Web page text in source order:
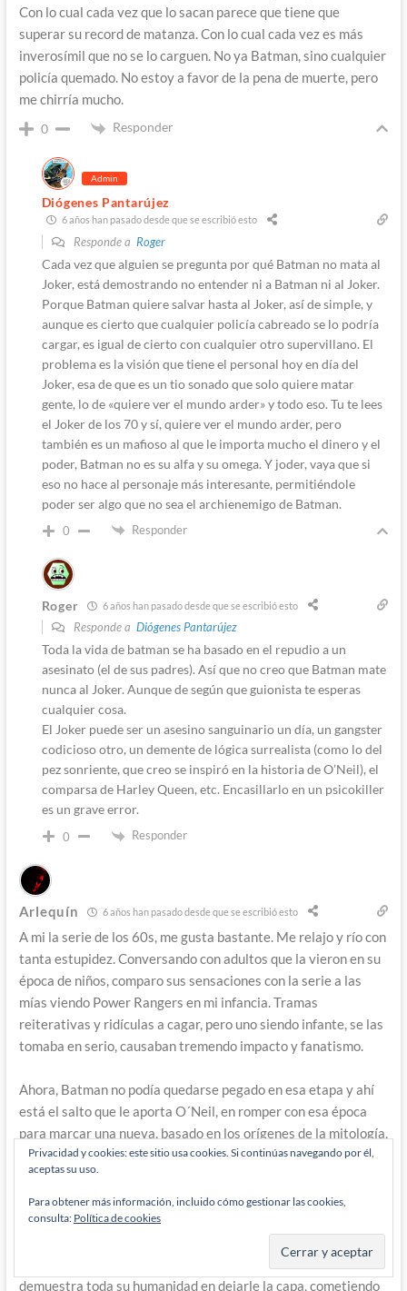
Con lo cual cada vez que lo sacan parece que tiene que
superar su record de matanza. Con lo cual cada vez es más
inverosímil que no se lo carguen. No ya Batman, sino cualquier
policía quemado. No estoy a favor de la pena de muerte, pero
me chirría mucho.
0 Responder
Admin
Diógenes Pantarújez
6 años han pasado desde que se escribió esto
Responde a Roger
Cada vez que alguien se pregunta por qué Batman no mata al
Joker, está demostrando no entender ni a Batman ni al Joker.
Porque Batman quiere salvar hasta al Joker, así de simple, y
aunque es cierto que cualquier policía cabreado se lo podría
cargar, es igual de cierto con cualquier otro supervillano. El
problema es la visión que tiene el personal hoy en día del
Joker, esa de que es un tio sonado que solo quiere matar
gente, lo de «quiere ver el mundo arder» y todo eso. Tu te lees
el Joker de los 70 y sí, quiere ver el mundo arder, pero
también es un mafioso al que le importa mucho el dinero y el
poder, Batman no es su alfa y su omega. Y joder, vaya que si
eso no hace al personaje más interesante, permitiéndole
poder ser algo que no sea el archienemigo de Batman.
0 Responder
Roger 6 años han pasado desde que se escribió esto
Responde a Diógenes Pantarújez
Toda la vida de batman se ha basado en el repudio a un
asesinato (el de sus padres). Así que no creo que Batman mate
nunca al Joker. Aunque de según que guionista te esperas
cualquier cosa.
El Joker puede ser un asesino sanguinario un día, un gangster
codicioso otro, un demente de lógica surrealista (como lo del
pez sonriente, que creo se inspiró en la historia de O’Neil), el
comparsa de Harley Queen, etc. Encasillarlo en un psicokiller
es un grave error.
0 Responder
Arlequín 6 años han pasado desde que se escribió esto
A mi la serie de los 60s, me gusta bastante. Me relajo y río con
tanta estupidez. Conversando con adultos que la vieron en su
época de niños, comparo sus sensaciones con la serie a las
mías viendo Power Rangers en mi infancia. Tramas
reiterativas y ridículas a cagar, pero uno siendo infante, se las
tomaba en serio, causaban tremendo impacto y fanatismo.
Ahora, Batman no podía quedarse pegado en esa etapa y ahí
está el salto que le aporta O´Neil, en romper con esa época
para marcar una nueva, basado en los orígenes de la mitología,
pero a la vez modernizándola y aprovechando los desarrollos
técnico narrativos del comic. Un genio.
Me quedó una duda… Por qué le tienen mala a Jean Paul
específico y que contrasta muy bien a Bruce Wayne, quien
demuestra toda su humanidad en dejarle la capa, cometiendo
Privacidad y cookies: este sitio usa cookies. Si continúas navegando por él,
aceptas su uso.
Para obtener más información, incluido cómo gestionar las cookies,
consulta: Política de cookies